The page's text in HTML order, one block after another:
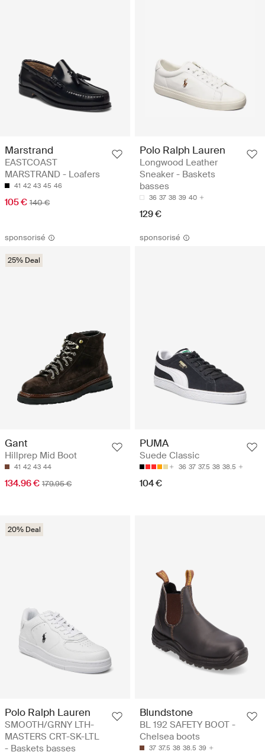
Marstrand
EASTCOAST
MARSTRAND - Loafers
41 42 43 45 46
105 € 140 €
Polo Ralph Lauren
Longwood Leather
Sneaker - Baskets
basses
36 37 38 39 40
129 €
sponsorisé
25% Deal
Gant
Hillprep Mid Boot
41 42 43 44
134.96 € 179.95 €
sponsorisé
PUMA
Suede Classic
36 37 37.5 38 38.5
104 €
20% Deal
Polo Ralph Lauren
SMOOTH/GRNY LTH-
MASTERS CRT-SK-LTL
- Baskets basses
Blundstone
BL 192 SAFETY BOOT -
Chelsea boots
37 37.5 38 38.5 39